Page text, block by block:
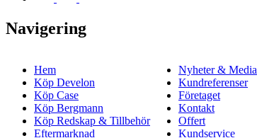
Navigering
Hem
Köp Develon
Köp Case
Köp Bergmann
Köp Redskap & Tillbehör
Eftermarknad
Nyheter & Media
Kundreferenser
Företaget
Kontakt
Offert
Kundservice